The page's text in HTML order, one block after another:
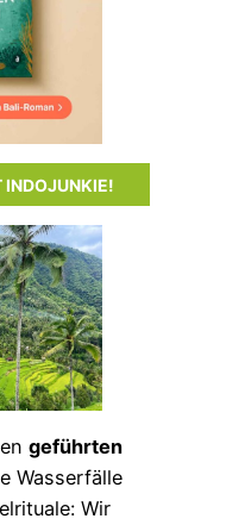
INDOJUNKIE!
geführten
Wasserfälle
Wir